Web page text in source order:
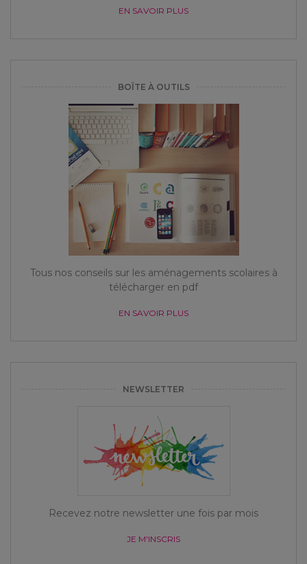
EN SAVOIR PLUS
BOÎTE À OUTILS
Tous nos conseils sur les aménagements scolaires à
télécharger en pdf
EN SAVOIR PLUS
NEWSLETTER
Recevez notre newsletter une fois par mois
JE M'INSCRIS